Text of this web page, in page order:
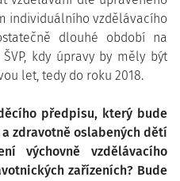
individuálního vzdělávacího
dlouhé období na
kdy úpravy by měly být
let, tedy do roku 2018.
předpisu, který bude
zdravotně oslabených dětí
výchovně vzdělávacího
zařízeních? Bude